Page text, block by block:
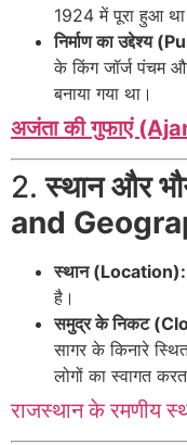
1924 में पूरा हुआ
निर्माण का
के किंग जॉर्ज पंचम
बनाया गया था।
अजंता की गुफाएं
2.स्थान और
and
स्थान (Location):
है।
समुद्र के निकट
सागर के किनारे
लोगों का स्वागत
राजस्थान के रमणीय